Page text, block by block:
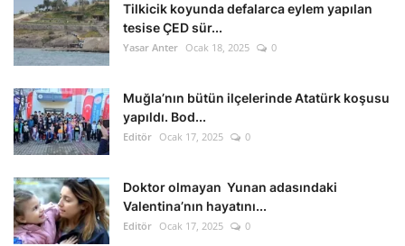
Tilkicik koyunda defalarca eylem yapılan
tesise ÇED sür...
Yasar Anter Ocak 18, 2025 0
Muğla’nın bütün ilçelerinde Atatürk koşusu
yapıldı. Bod...
Editör Ocak 17, 2025 0
Doktor olmayan Yunan adasındaki
Valentina’nın hayatını...
Editör Ocak 17, 2025 0